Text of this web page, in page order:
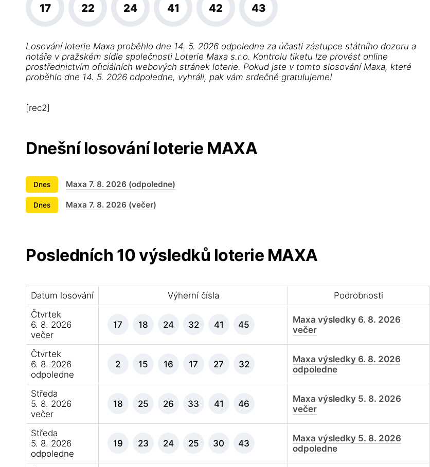
17 22 24 41 42 43
Losování loterie Maxa proběhlo dne 14. 5. 2026 odpoledne za účasti zástupce státního dozoru a
notáře v pražském sídle společnosti Loterie Maxa s.r.o. Kontrolu tiketu lze provést online
prostřednictvím oficiálních webových stránek loterie. Pokud jste v tomto slosování Maxa, které
proběhlo dne 14. 5. 2026 odpoledne, vyhráli, pak vám srdečně gratulujeme!
[rec2]
Dnešní losování loterie MAXA
Dnes Maxa 7. 8. 2026 (odpoledne)
Dnes Maxa 7. 8. 2026 (večer)
Posledních 10 výsledků loterie MAXA
Datum losování Výherní čísla
Podrobnosti
Čtvrtek
6. 8. 2026
večer
17 18 24 32 41 45
Maxa výsledky 6. 8. 2026
večer
Čtvrtek
6. 8. 2026
odpoledne
2 15 16 17 27 32
Maxa výsledky 6. 8. 2026
odpoledne
Středa
5. 8. 2026
večer
18 25 26 33 41 46
Maxa výsledky 5. 8. 2026
večer
Středa
5. 8. 2026
odpoledne
19 23 24 25 30 43
Maxa výsledky 5. 8. 2026
odpoledne